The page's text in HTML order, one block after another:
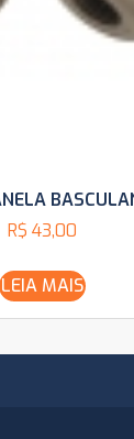
R$ 43,00
LEIA MAIS